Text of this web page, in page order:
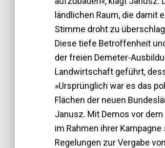
ländlichen Raum, die damit
Stimme droht zu
Diese tiefe Betroffenheit
der freien Demeter-
Landwirtschaft geführt,
»Ursprünglich war es das
Flächen der neuen
Janusz. Mit Demos vor
im Rahmen ihrer
Regelungen zur Vergabe